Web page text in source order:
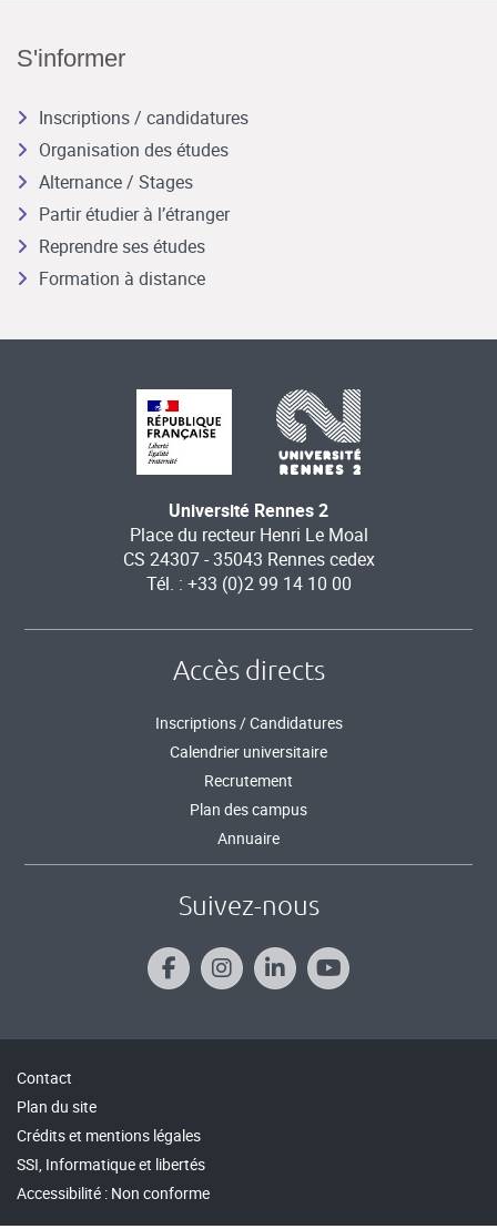
S'informer
Inscriptions / candidatures
Organisation des études
Alternance / Stages
Partir étudier à l’étranger
Reprendre ses études
Formation à distance
Université Rennes 2
Place du recteur Henri Le Moal
CS 24307 - 35043 Rennes cedex
Tél. : +33 (0)2 99 14 10 00
Accès directs
Inscriptions / Candidatures
Calendrier universitaire
Recrutement
Plan des campus
Annuaire
Suivez-nous
Contact
Plan du site
Crédits et mentions légales
SSI, Informatique et libertés
Accessibilité : Non conforme